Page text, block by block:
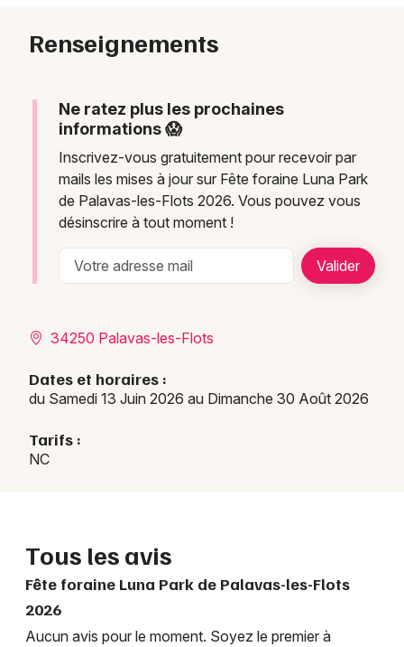
Renseignements
Ne ratez plus les prochaines
informations 😱
Inscrivez-vous gratuitement pour recevoir par
mails les mises à jour sur Fête foraine Luna Park
de Palavas-les-Flots 2026. Vous pouvez vous
désinscrire à tout moment !
34250 Palavas-les-Flots
Dates et horaires :
du Samedi 13 Juin 2026 au Dimanche 30 Août 2026
Tarifs :
NC
Tous les avis
Fête foraine Luna Park de Palavas-les-Flots
2026
Aucun avis pour le moment. Soyez le premier à